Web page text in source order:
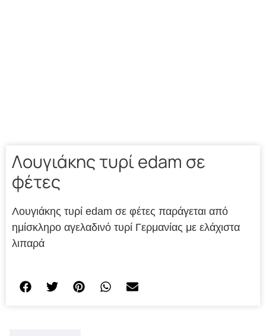
Λουγιάκης τυρί edam σε
φέτες
Λουγιάκης τυρί edam σε φέτες παράγεται από
ημίσκληρο αγελαδινό τυρί Γερμανίας με ελάχιστα
λιπαρά